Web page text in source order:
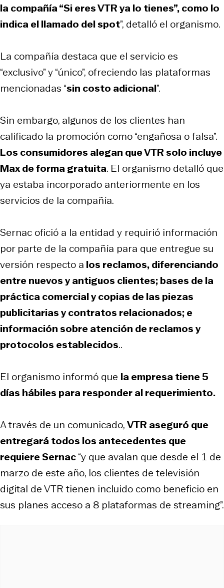
la compañía “Si eres VTR ya lo tienes”, como lo
indica el llamado del spot”, detalló el organismo.
La compañía destaca que el servicio es
“exclusivo” y “único”, ofreciendo las plataformas
mencionadas “sin costo adicional”.
Sin embargo, algunos de los clientes han
calificado la promoción como “engañosa o falsa”.
Los consumidores alegan que VTR solo incluye
Max de forma gratuita. El organismo detalló que
ya estaba incorporado anteriormente en los
servicios de la compañía.
Sernac ofició a la entidad y requirió información
por parte de la compañía para que entregue su
versión respecto a los reclamos, diferenciando
entre nuevos y antiguos clientes; bases de la
práctica comercial y copias de las piezas
publicitarias y contratos relacionados; e
información sobre atención de reclamos y
protocolos establecidos..
El organismo informó que la empresa tiene 5
días hábiles para responder al requerimiento.
A través de un comunicado,VTR aseguró que
entregará todos los antecedentes que
requiere Sernac“y que avalan que desde el 1 de
marzo de este año, los clientes de televisión
digital de VTR tienen incluido como beneficio en
sus planes acceso a 8 plataformas de streaming”.